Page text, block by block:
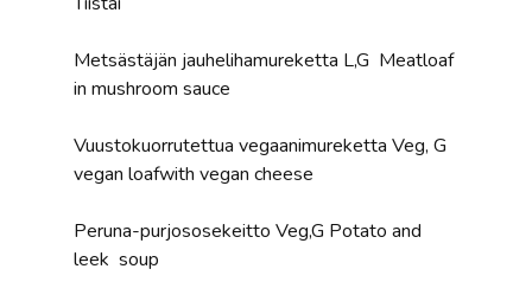
Metsästäjän jauhelihamureketta L,G Meatloaf
in mushroom sauce
Vuustokuorrutettua vegaanimureketta Veg, G
vegan loafwith vegan cheese
Peruna-purjososekeitto Veg,G Potato and
leek soup